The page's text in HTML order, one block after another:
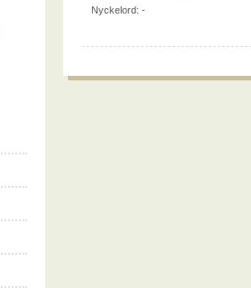
Nyckelord: -